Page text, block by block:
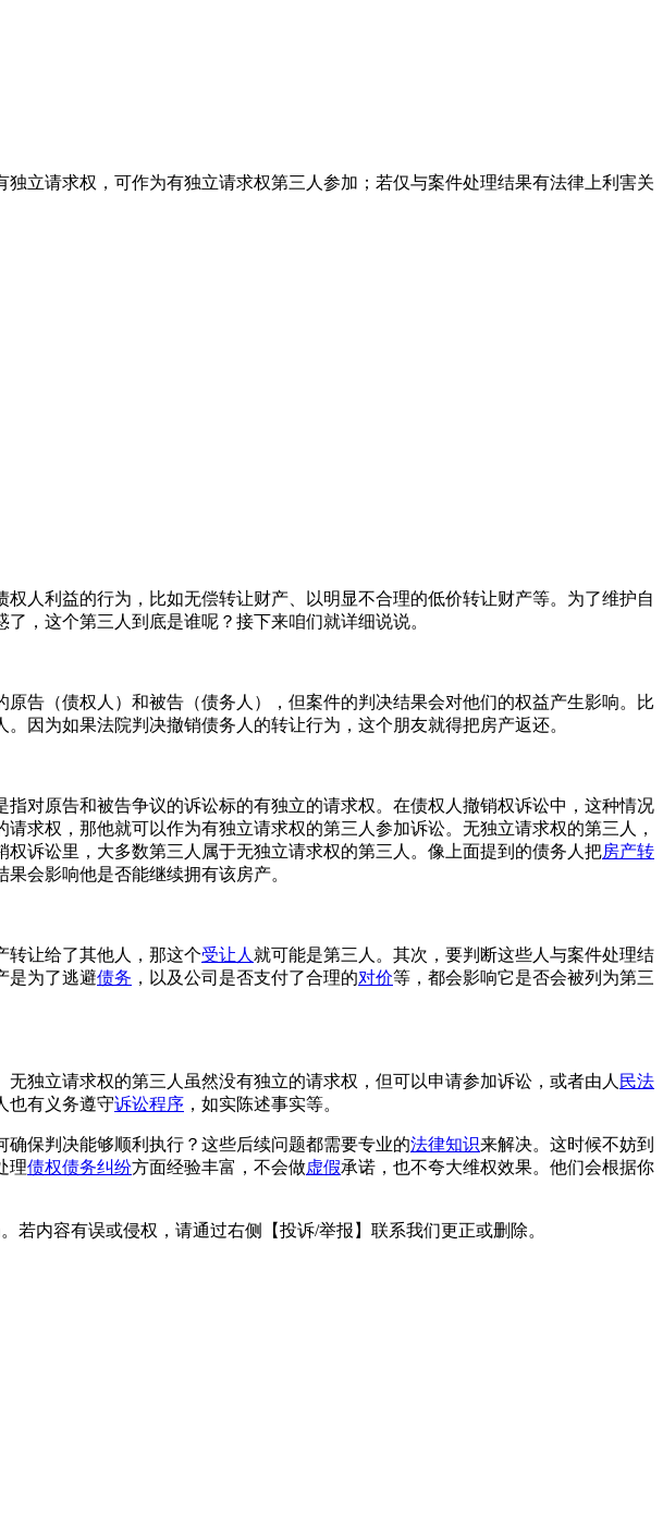
立请求权，可作为有独立请求权第三人参加；若仅与案件处理结果有法律上利害关
权人利益的行为，比如无偿转让财产、以明显不合理的低价转让财产等。为了维护自
，这个第三人到底是谁呢？接下来咱们就详细说说。
告（债权人）和被告（债务人），但案件的判决结果会对他们的权益产生影响。比
因为如果法院判决撤销债务人的转让行为，这个朋友就得把房产返还。
对原告和被告争议的诉讼标的有独立的请求权。在债权人撤销权诉讼中，这种情况
求权，那他就可以作为有独立请求权的第三人参加诉讼。无独立请求权的第三人，
诉讼里，大多数第三人属于无独立请求权的第三人。像上面提到的债务人把房产转
会影响他是否能继续拥有该房产。
转让给了其他人，那这个受让人 就可能是第三人。其次，要判断这些人与案件处理结
是为了逃避债务 ，以及公司是否支付了合理的对价等，都会影响它是否会被列为第三
无独立请求权的第三人虽然没有独立的请求权，但可以申请参加诉讼，或者由人 民法
也有义务遵守诉讼程序 ，如实陈述事实等。
保判决能够顺利执行？这些后续问题都需要专业的法律知识来解决。这时候不妨到
理债权债务纠纷方面经验丰富，不会做虚假承诺，也不夸大维权效果。他们会根据你
内容有误或侵权，请通过右侧【投诉/举报】联系我们更正或删除。